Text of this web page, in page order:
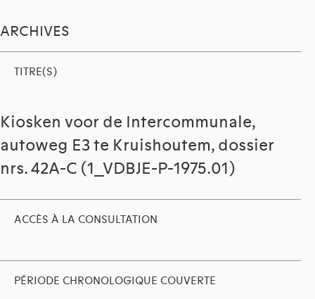
ARCHIVES
TITRE(S)
Kiosken voor de Intercommunale,
autoweg E3 te Kruishoutem, dossier
nrs. 42A-C (1_VDBJE-P-1975.01)
ACCÈS À LA CONSULTATION
PÉRIODE CHRONOLOGIQUE COUVERTE